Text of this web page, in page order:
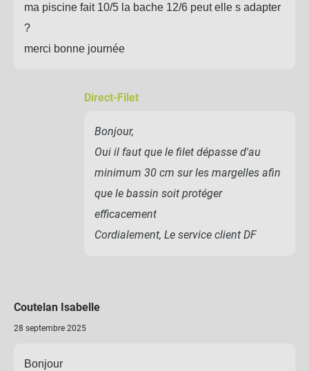
ma piscine fait 10/5 la bache 12/6 peut elle s adapter
?
merci bonne journée
Direct-Filet
Bonjour,
Oui il faut que le filet dépasse d'au
minimum 30 cm sur les margelles afin
que le bassin soit protéger
efficacement
Cordialement, Le service client DF
Coutelan Isabelle
28 septembre 2025
Bonjour